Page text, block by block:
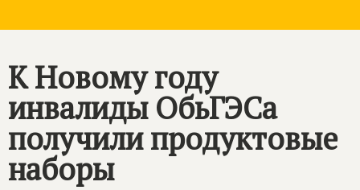
К Новому году
инвалиды ОбьГЭСа
получили продуктовые
наборы